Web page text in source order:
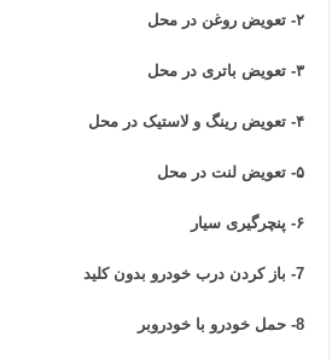
۲- تعویض روغن در محل
۳- تعویض باتری در محل
۴- تعویض رینگ و لاستیک در محل
۵- تعویض لنت در محل
۶- پنچرگیری سیار
7- باز کردن درب خودرو بدون کلید
8- حمل خودرو با خودروبر